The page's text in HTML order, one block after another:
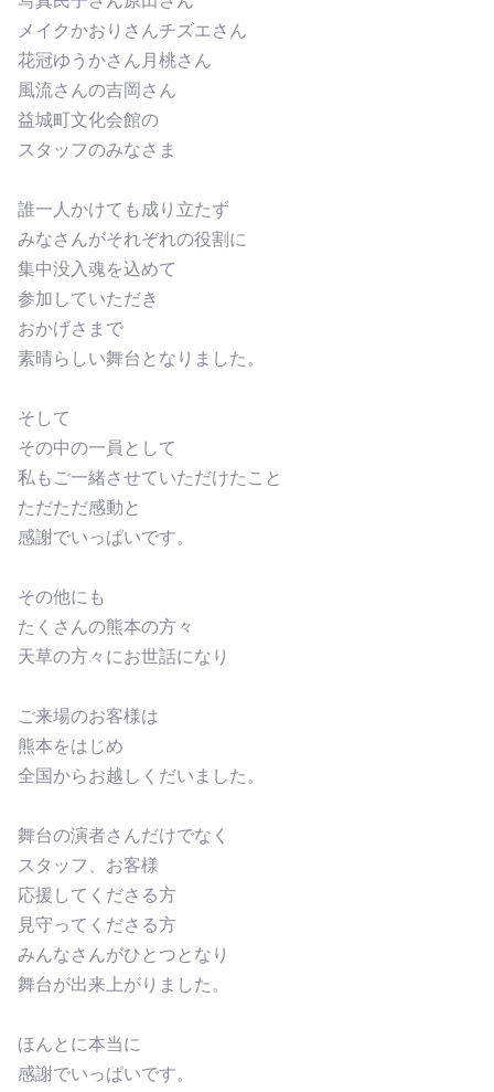
メイクかおりさんチズエさん
花冠ゆうかさん月桃さん
風流さんの吉岡さん
益城町文化会館の
スタッフのみなさま
誰一人かけても成り立たず
みなさんがそれぞれの役割に
集中没入魂を込めて
参加していただき
おかげさまで
素晴らしい舞台となりました。
そして
その中の一員として
私もご一緒させていただけたこと
ただただ感動と
感謝でいっぱいです。
その他にも
たくさんの熊本の方々
天草の方々にお世話になり
ご来場のお客様は
熊本をはじめ
全国からお越しくだいました。
舞台の演者さんだけでなく
スタッフ、お客様
応援してくださる方
見守ってくださる方
みんなさんがひとつとなり
舞台が出来上がりました。
ほんとに本当に
感謝でいっぱいです。